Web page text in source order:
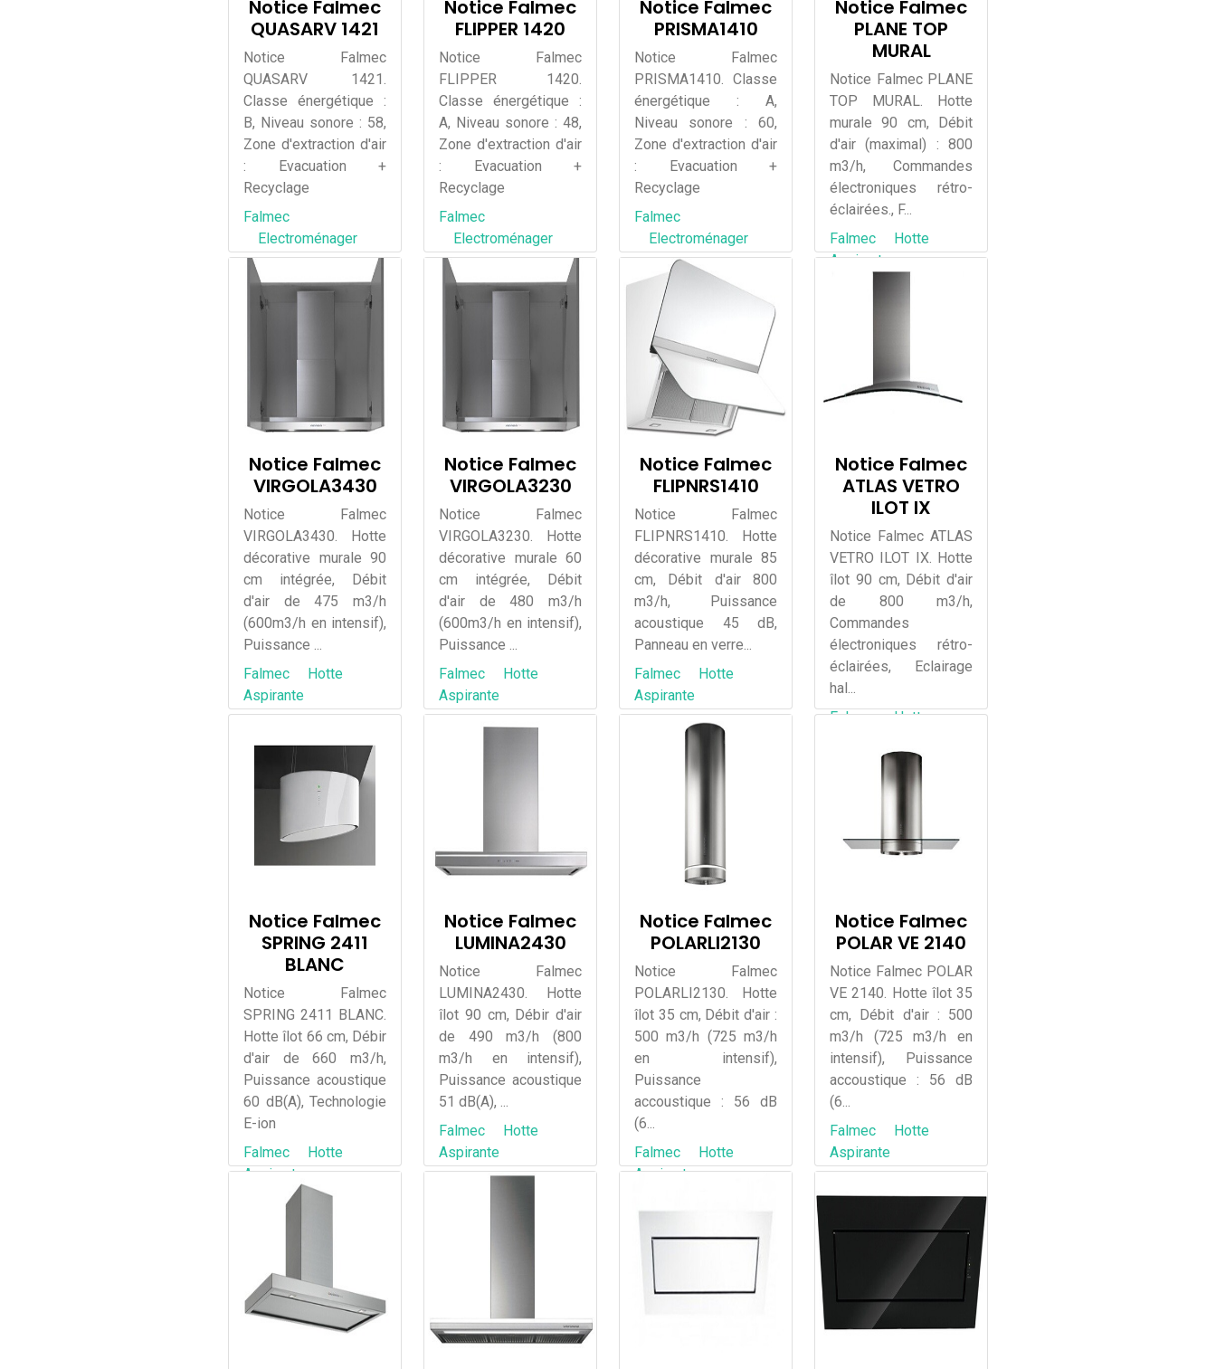
Notice Falmec
QUASARV 1421
Notice Falmec
QUASARV 1421.
Classe énergétique :
B, Niveau sonore : 58,
Zone d'extraction d'air
: Evacuation +
Recyclage
Falmec
Electroménager
Notice Falmec
FLIPPER 1420
Notice Falmec
FLIPPER 1420.
Classe énergétique :
A, Niveau sonore : 48,
Zone d'extraction d'air
: Evacuation +
Recyclage
Falmec
Electroménager
Notice Falmec
PRISMA1410
Notice Falmec
PRISMA1410. Classe
énergétique : A,
Niveau sonore : 60,
Zone d'extraction d'air
: Evacuation +
Recyclage
Falmec
Electroménager
Notice Falmec
PLANE TOP
MURAL
Notice Falmec PLANE
TOP MURAL. Hotte
murale 90 cm, Débit
d'air (maximal) : 800
m3/h, Commandes
électroniques rétro-
éclairées., F...
Falmec
Hotte
Aspirante
Notice Falmec
VIRGOLA3430
Notice Falmec
VIRGOLA3430. Hotte
décorative murale 90
cm intégrée, Débit
d'air de 475 m3/h
(600m3/h en intensif),
Puissance ...
Falmec
Hotte
Aspirante
Notice Falmec
VIRGOLA3230
Notice Falmec
VIRGOLA3230. Hotte
décorative murale 60
cm intégrée, Débit
d'air de 480 m3/h
(600m3/h en intensif),
Puissance ...
Falmec
Hotte
Aspirante
Notice Falmec
FLIPNRS1410
Notice Falmec
FLIPNRS1410. Hotte
décorative murale 85
cm, Débit d'air 800
m3/h, Puissance
acoustique 45 dB,
Panneau en verre...
Falmec
Hotte
Aspirante
Notice Falmec
ATLAS VETRO
ILOT IX
Notice Falmec ATLAS
VETRO ILOT IX. Hotte
îlot 90 cm, Débit d'air
de 800 m3/h,
Commandes
électroniques rétro-
éclairées, Eclairage
hal...
Falmec
Hotte
Notice Falmec
SPRING 2411
BLANC
Notice Falmec
SPRING 2411 BLANC.
Hotte îlot 66 cm, Débir
d'air de 660 m3/h,
Puissance acoustique
60 dB(A), Technologie
E-ion
Falmec
Hotte
Aspirante
Notice Falmec
LUMINA2430
Notice Falmec
LUMINA2430. Hotte
îlot 90 cm, Débir d'air
de 490 m3/h (800
m3/h en intensif),
Puissance acoustique
51 dB(A), ...
Falmec
Hotte
Aspirante
Notice Falmec
POLARLI2130
Notice Falmec
POLARLI2130. Hotte
îlot 35 cm, Débit d'air :
500 m3/h (725 m3/h
en intensif),
Puissance
accoustique : 56 dB
(6...
Falmec
Hotte
Aspirante
Notice Falmec
POLAR VE 2140
Notice Falmec POLAR
VE 2140. Hotte îlot 35
cm, Débit d'air : 500
m3/h (725 m3/h en
intensif), Puissance
accoustique : 56 dB
(6...
Falmec
Hotte
Aspirante